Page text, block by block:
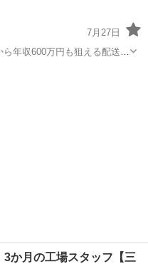
7月27日
ら年収600万円も狙える配送ド
3か月の工場スタッフ【三